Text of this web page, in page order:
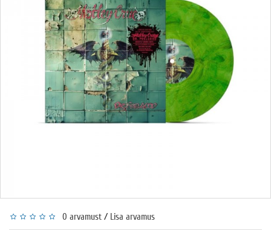
0 arvamust / Lisa arvamus